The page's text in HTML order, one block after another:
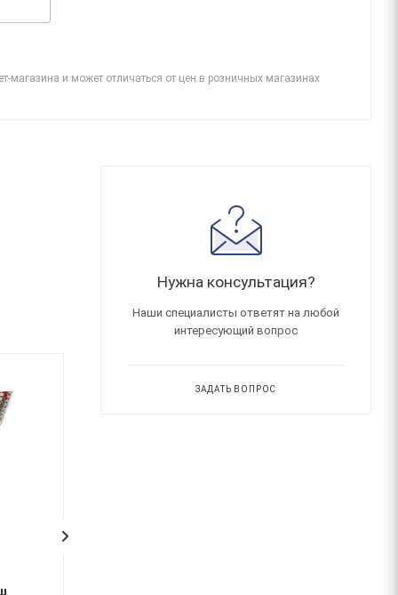
магазина и может отличаться от цен в розничных магазинах
Нужна консультация?
Наши специалисты ответят на любой
интересующий вопрос
ЗАДАТЬ ВОПРОС